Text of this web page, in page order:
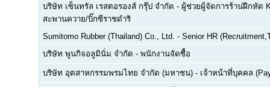
บริษัท เซ็นทรัล เรสตอรองส์ กรุ๊ป จำกัด - ผู้ช่วยผู้จัดการร้านฝึกหัด
สะพานควาย/บิ๊กซีราชดำริ
Sumitomo Rubber (Thailand) Co., Ltd. - Senior HR
บริษัท พูนกิจอลูมินั่ม จำกัด - พนักงานจัดซื้อ
บริษัท อุตสาหกรรมพรมไทย จำกัด (มหาชน) - เจ้าหน้าที่บุคคล